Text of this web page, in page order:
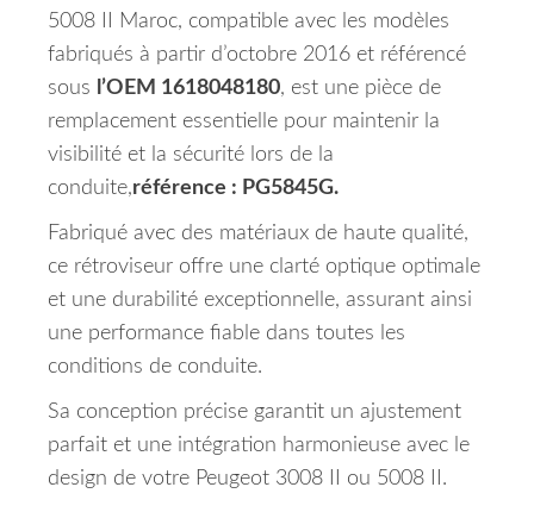
5008 II Maroc, compatible avec les modèles
fabriqués à partir d’octobre 2016 et référencé
sous
l’OEM 1618048180, est une pièce de
remplacement essentielle pour maintenir la
visibilité et la sécurité lors de la
conduite,référence : PG5845G.
Fabriqué avec des matériaux de haute qualité,
ce rétroviseur offre une clarté optique optimale
et une durabilité exceptionnelle, assurant ainsi
une performance fiable dans toutes les
conditions de conduite.
Sa conception précise garantit un ajustement
parfait et une intégration harmonieuse avec le
design de votre Peugeot 3008 II ou 5008 II.